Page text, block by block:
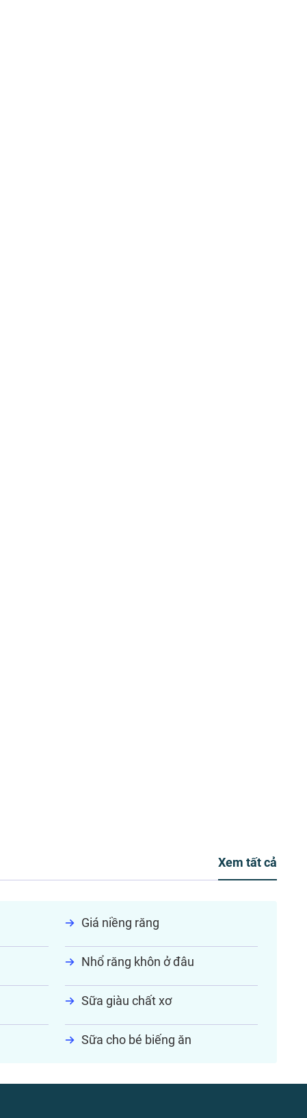
Xem tất cả
Giá niềng răng
Nhổ răng khôn ở đâu
Sữa giàu chất xơ
Sữa cho bé biếng ăn